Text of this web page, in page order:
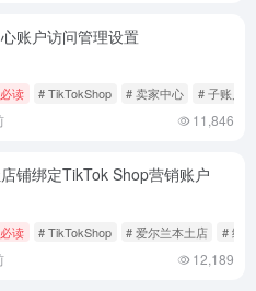
账户访问管理设置
读 # TikTokShop # 卖家中心 # 子账户
11,846
铺绑定TikTok Shop营销账户
读 # TikTokShop # 爱尔兰本土店 # 绑
12,189